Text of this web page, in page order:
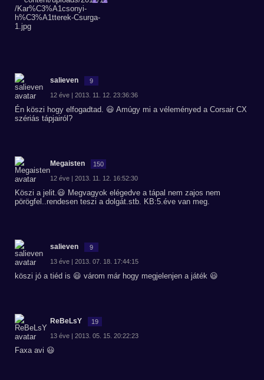
salieven 9
12 éve | 2013. 11. 12. 23:36:36
Én köszi hogy elfogadtad. 😃 Amúgy mi a véleményed a Corsair CX
szériás tápjairól?
Megaisten 150
12 éve | 2013. 11. 12. 16:52:30
Köszi a jelit.😃 Megvagyok elégedve a tápal nem zajos nem
pörögfel..rendesen teszi a dolgát.stb. KB:5.éve van meg.
salieven 9
13 éve | 2013. 07. 18. 17:44:15
köszi jó a tiéd is 😃 várom már hogy megjelenjen a játék 😃
ReBeLsY 19
13 éve | 2013. 05. 15. 20:22:23
Faxa avi 😃